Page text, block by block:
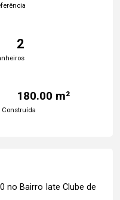
2
180.00 m²
Construída
no Bairro Iate Clube de